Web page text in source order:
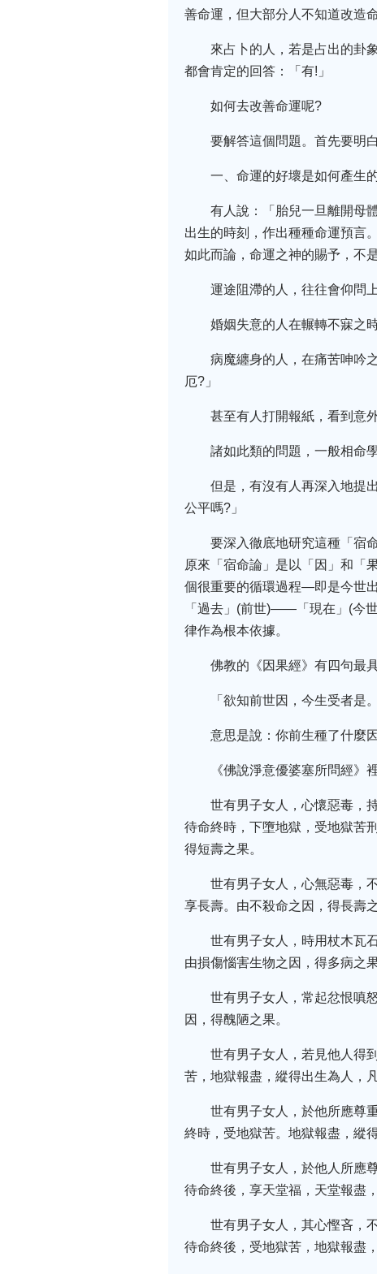
善命運，但大部分人不知道改造
來占卜的人，若是占出的卦
都會肯定的回答：「有!」
如何去改善命運呢?
要解答這個問題。首先要明
一、命運的好壞是如何產生
有人說：「胎兒一旦離開母
出生的時刻，作出種種命運預言
如此而論，命運之神的賜予，不
運途阻滯的人，往往會仰問
婚姻失意的人在輾轉不寐之
病魔纏身的人，在痛苦呻吟
厄?」
甚至有人打開報紙，看到意
諸如此類的問題，一般相命
但是，有沒有人再深入地提
公平嗎?」
要深入徹底地研究這種「宿
原來「宿命論」是以「因」和「
個很重要的循環過程—即是今世
「過去」(前世)——「現在」(今
律作為根本依據。
佛教的《因果經》有四句最
「欲知前世因，今生受者是
意思是說：你前生種了什麼
《佛說淨意優婆塞所問經》
世有男子女人，心懷惡毒，
待命終時，下墮地獄，受地獄苦
得短壽之果。
世有男子女人，心無惡毒，
享長壽。由不殺命之因，得長壽之
世有男子女人，時用杖木瓦
由損傷惱害生物之因，得多病之果
世有男子女人，常起忿恨嗔
因，得醜陋之果。
世有男子女人，若見他人得
苦，地獄報盡，縱得出生為人，
世有男子女人，於他所應尊
終時，受地獄苦。地獄報盡，縱
世有男子女人，於他人所應
待命終後，享天堂福，天堂報盡
世有男子女人，其心慳吝，
待命終後，受地獄苦，地獄報盡